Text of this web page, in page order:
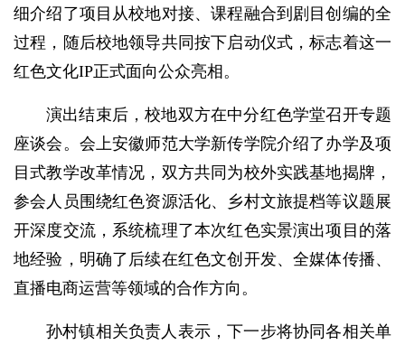
细介绍了项目从校地对接、课程融合到剧目创编的全
过程，随后校地领导共同按下启动仪式，标志着这一
红色文化IP正式面向公众亮相。
演出结束后，校地双方在中分红色学堂召开专题
座谈会。会上安徽师范大学新传学院介绍了办学及项
目式教学改革情况，双方共同为校外实践基地揭牌，
参会人员围绕红色资源活化、乡村文旅提档等议题展
开深度交流，系统梳理了本次红色实景演出项目的落
地经验，明确了后续在红色文创开发、全媒体传播、
直播电商运营等领域的合作方向。
孙村镇相关负责人表示，下一步将协同各相关单